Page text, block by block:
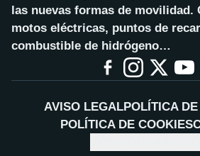
las nuevas formas de movilidad.
motos eléctricas, puntos de
combustible de hidrógeno…
AVISO LEGALPOLÍTICA
POLÍTICA DE COOKIES